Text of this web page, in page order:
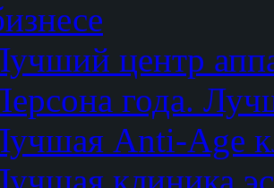
центр
года.
Anti-Age
клиника